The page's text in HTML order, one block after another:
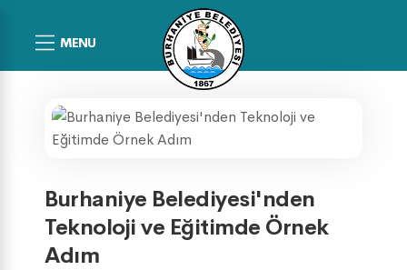
MENU
Burhaniye Belediyesi'nden
Teknoloji ve Eğitimde Örnek
Adım